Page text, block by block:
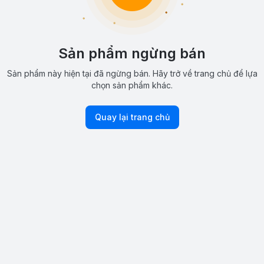
Sản phẩm ngừng bán
Sản phẩm này hiện tại đã ngừng bán. Hãy trở về trang chủ để lựa
chọn sản phẩm khác.
Quay lại trang chủ